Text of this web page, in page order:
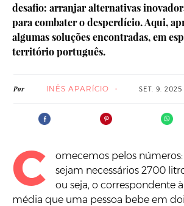
desafio: arranjar alternativas
para combater o desperdício. Aqui,
algumas soluções encontradas, em
território português.
Por INÊS APARÍCIO SET. 9. 2025
C
omecemos pelos
sejam necessários 2700
ou seja, o correspondente
média que uma pessoa bebe em